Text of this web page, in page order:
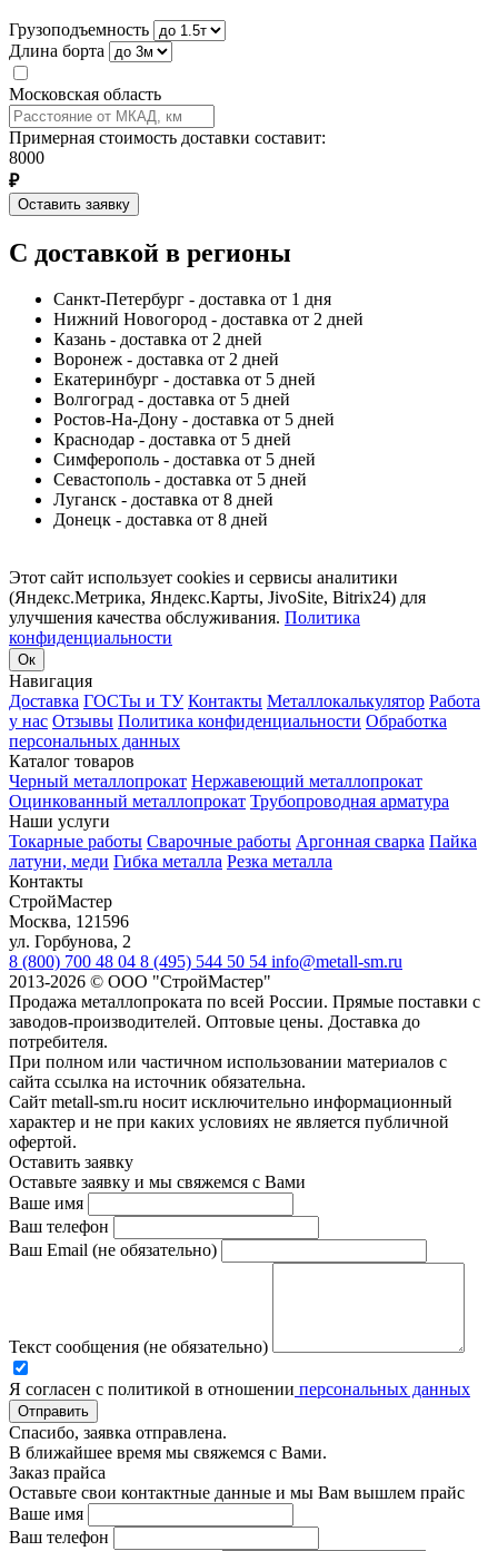
Грузоподъемность
Длина борта
Московская область
Примерная стоимость доставки составит:
8000
₽
Оставить заявку
С доставкой в регионы
Санкт-Петербург - доставка от 1 дня
Нижний Новогород - доставка от 2 дней
Казань - доставка от 2 дней
Воронеж - доставка от 2 дней
Екатеринбург - доставка от 5 дней
Волгоград - доставка от 5 дней
Ростов-На-Дону - доставка от 5 дней
Краснодар - доставка от 5 дней
Симферополь - доставка от 5 дней
Севастополь - доставка от 5 дней
Луганск - доставка от 8 дней
Донецк - доставка от 8 дней
Этот сайт использует cookies и сервисы аналитики
(Яндекс.Метрика, Яндекс.Карты, JivoSite, Bitrix24) для
улучшения качества обслуживания. Политика
конфиденциальности
Ок
Навигация
Доставка ГОСТы и ТУ Контакты Металлокалькулятор Работа
у нас Отзывы Политика конфиденциальности Обработка
персональных данных
Каталог товаров
Черный металлопрокат Нержавеющий металлопрокат
Оцинкованный металлопрокат Трубопроводная арматура
Наши услуги
Токарные работы Сварочные работы Аргонная сварка Пайка
латуни, меди Гибка металла Резка металла
Контакты
СтройМастер
Москва, 121596
ул. Горбунова, 2
8 (800) 700 48 04 8 (495) 544 50 54 info@metall-sm.ru
2013-2026 © ООО "СтройМастер"
Продажа металлопроката по всей России. Прямые поставки с
заводов-производителей. Оптовые цены. Доставка до
потребителя.
При полном или частичном использовании материалов с
сайта ссылка на источник обязательна.
Сайт metall-sm.ru носит исключительно информационный
характер и не при каких условиях не является публичной
офертой.
Оставить заявку
Оставьте заявку и мы свяжемся с Вами
Ваше имя
Ваш телефон
Ваш Email (не обязательно)
Текст сообщения (не обязательно)
Я согласен с политикой в отношении персональных данных
Отправить
Спасибо, заявка отправлена.
В ближайшее время мы свяжемся с Вами.
Заказ прайса
Оставьте свои контактные данные и мы Вам вышлем прайс
Ваше имя
Ваш телефон